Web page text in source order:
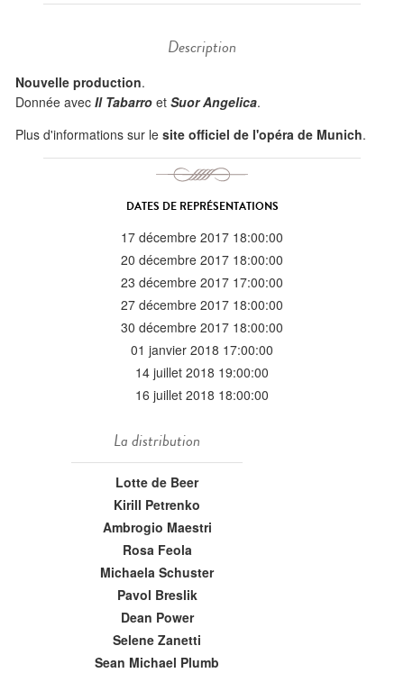
Description
Nouvelle production.
Donnée avec Il Tabarro et Suor Angelica.
Plus d'informations sur le site officiel de l'opéra de Munich.
DATES DE REPRÉSENTATIONS
17 décembre 2017 18:00:00
20 décembre 2017 18:00:00
23 décembre 2017 17:00:00
27 décembre 2017 18:00:00
30 décembre 2017 18:00:00
01 janvier 2018 17:00:00
14 juillet 2018 19:00:00
16 juillet 2018 18:00:00
La distribution
Lotte de Beer
Kirill Petrenko
Ambrogio Maestri
Rosa Feola
Michaela Schuster
Pavol Breslik
Dean Power
Selene Zanetti
Sean Michael Plumb